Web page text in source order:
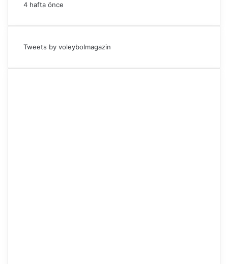
4 hafta önce
Tweets by voleybolmagazin